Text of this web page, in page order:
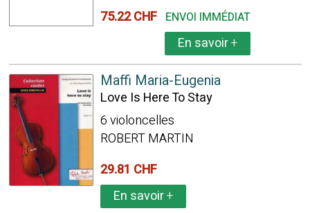
75.22 CHF ENVOI IMMÉDIAT
En savoir+
Maffi Maria-Eugenia
Love Is Here To Stay
6 violoncelles
ROBERT MARTIN
29.81 CHF
En savoir+